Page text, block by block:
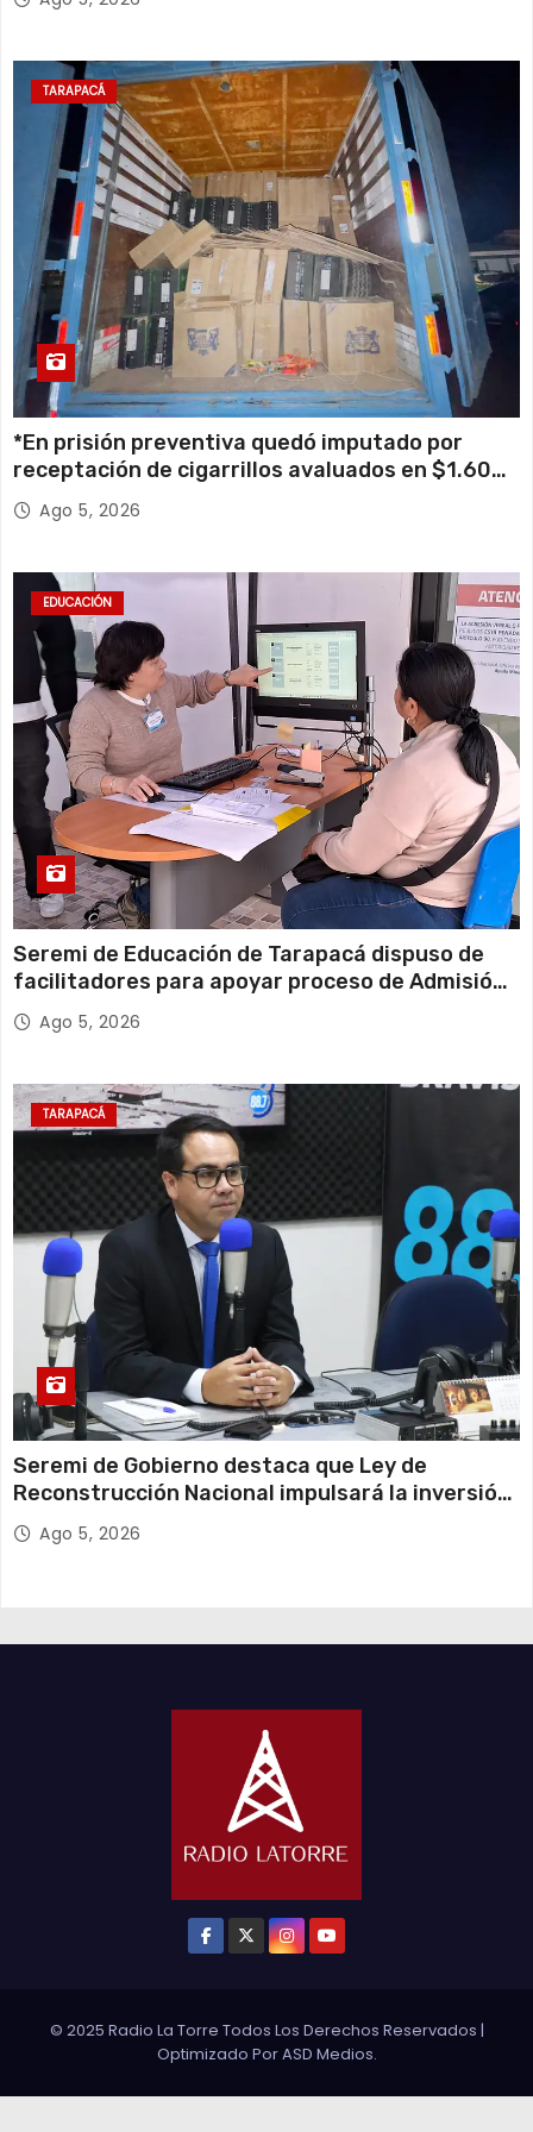
TARAPACÁ
*En prisión preventiva quedó imputado por
receptación de cigarrillos avaluados en $1.600
millones*
Ago 5, 2026
EDUCACIÓN
Seremi de Educación de Tarapacá dispuso de
facilitadores para apoyar proceso de Admisión
Escolar 2027
Ago 5, 2026
TARAPACÁ
Seremi de Gobierno destaca que Ley de
Reconstrucción Nacional impulsará la inversión
y el empleo en Tarapacá
Ago 5, 2026
© 2025 Radio La Torre Todos Los Derechos Reservados |
Optimizado PorASD Medios.